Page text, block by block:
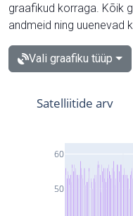
graafikud korraga. Kõik
andmeid ning uuenevad
Vali graafiku tüüp
50
60
Satelliitide arv